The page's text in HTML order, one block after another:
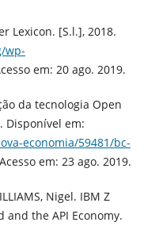
Lexicon. [S.l.], 2018.
wp-
em: 20 ago. 2019.
da tecnologia Open
Disponível em:
economia/59481/bc-
em: 23 ago. 2019.
Nigel. IBM Z
the API Economy.